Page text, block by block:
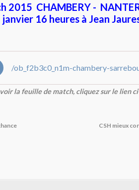
2015 CHAMBERY -
janvier 16 heures à Jean
/ob_f2b3c0_n1m-chambery-
la feuille de match, cliquez sur le lien
CSH mieux